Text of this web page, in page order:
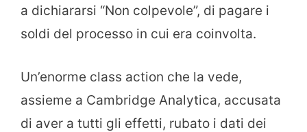
a dichiararsi “Non colpevole”, di pagare i
soldi del processo in cui era coinvolta.
Un’enorme class action che la vede,
assieme a Cambridge Analytica, accusata
di aver a tutti gli effetti, rubato i dati dei